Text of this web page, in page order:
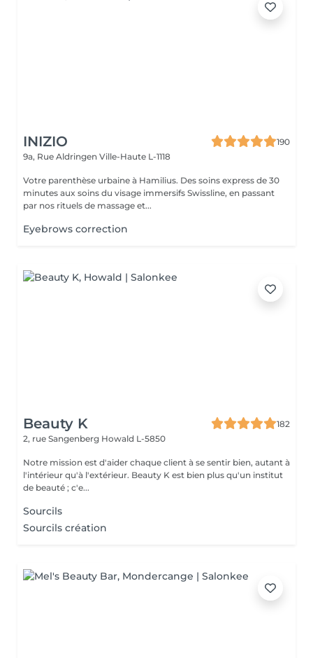
INIZIO
190
9a, Rue Aldringen Ville-Haute L-1118
Votre parenthèse urbaine à Hamilius. Des soins express de 30
minutes aux soins du visage immersifs Swissline, en passant
par nos rituels de massage et...
Eyebrows correction
Beauty K
182
2, rue Sangenberg Howald L-5850
Notre mission est d'aider chaque client à se sentir bien, autant à
l'intérieur qu'à l'extérieur. Beauty K est bien plus qu'un institut
de beauté ; c'e...
Sourcils
Sourcils création